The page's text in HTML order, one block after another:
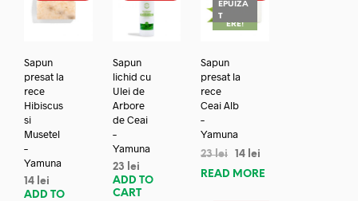
Sapun
presat la
rece
Hibiscus
si
Musetel
–
Yamuna
14 lei
ADD TO
Sapun
lichid cu
Ulei de
Arbore
de Ceai
–
Yamuna
23
lei
ADD TO
CART
EPUIZA
TREDUC
ERE!
Sapun
presat la
rece
Ceai Alb
–
Yamuna
23lei 14 lei
READ MORE